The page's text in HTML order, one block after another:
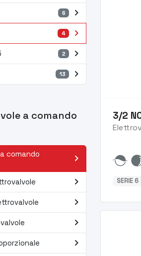
6 navigate_next
4 navigate_next
2 navigate_next
13 navigate_next
a comando
comando
navigate_next
navigate_next
navigate_next
navigate_next
navigate_next
3/2
SERIE 6